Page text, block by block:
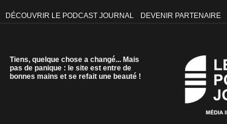
DÉCOUVRIR LE PODCAST JOURNAL DEVENIR PARTENAIRE
Tiens, quelque chose a changé... Mais
pas de panique : le site est entre de
bonnes mains et se refait une beauté !